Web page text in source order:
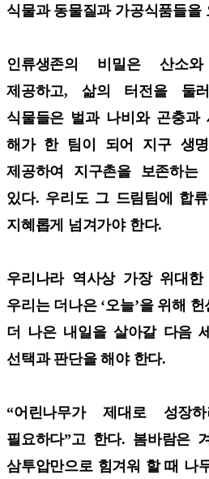
식물과 동물질과 가공식품들을
인류생존의 비밀은 산소
제공하고, 삶의 터전을 둘
식물들은 벌과 나비와 곤충과
해가 한 팀이 되어 지구 생
제공하여 지구촌을 보존하
있다. 우리도 그 드림팀에 합
지혜롭게 넘겨가야 한다.
우리나라 역사상 가장 위대
우리는 더나은 ‘오늘’을 위해
더 나은 내일을 살아갈 다음
선택과 판단을 해야 한다.
“어린나무가 제대로 성장
필요하다”고 한다. 봄바람은
삼투압만으로 힘겨워 할 때 나